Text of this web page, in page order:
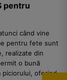
pentru
când vine
pentru fete sunt
realizate din
o bună
piciorului, oferind